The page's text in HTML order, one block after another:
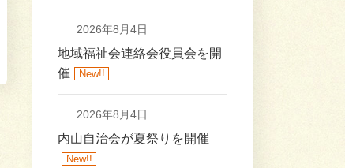
2026年8月4日
地域福祉会連絡会役員会を開
催
New!!
2026年8月4日
内山自治会が夏祭りを開催
New!!